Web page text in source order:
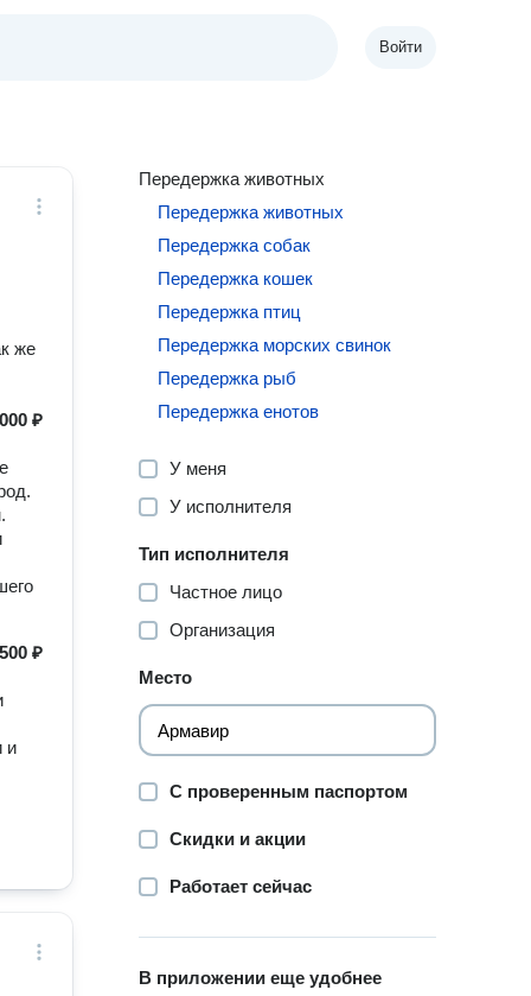
Войти
же
₽
500 ₽
и
Передержка животных
Передержка животных
Передержка собак
Передержка кошек
Передержка птиц
Передержка морских свинок
Передержка рыб
Передержка енотов
У меня
У исполнителя
Тип исполнителя
Частное лицо
Организация
Место
С проверенным паспортом
Скидки и акции
Работает сейчас
В приложении еще удобнее